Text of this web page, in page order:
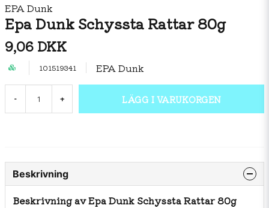
EPA Dunk
Epa Dunk Schyssta Rattar 80g
9,06 DKK
101519341 EPA Dunk
- + LÄGG I VARUKORGEN
Beskrivning
Beskrivning av Epa Dunk Schyssta Rattar 80g